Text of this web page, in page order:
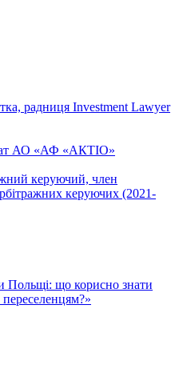
радниця Investment Lawyer
АО «АФ «АКТІО»
керуючий, член
керуючих (2021-
Польщі: що корисно знати